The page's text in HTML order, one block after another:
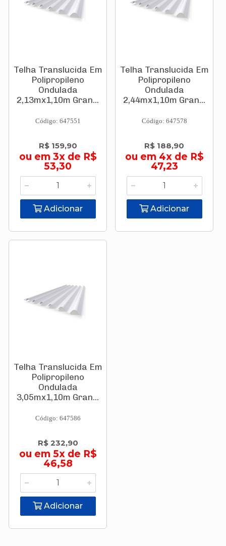
Telha Translucida Em
Polipropileno
Ondulada
2,13mx1,10m Gran...
Código: 647551
R$ 159,90
ou em 3x de R$
53,30
Adicionar
Telha Translucida Em
Polipropileno
Ondulada
2,44mx1,10m Gran...
Código: 647578
R$ 188,90
ou em 4x de R$
47,23
Adicionar
Telha Translucida Em
Polipropileno
Ondulada
3,05mx1,10m Gran...
Código: 647586
R$ 232,90
ou em 5x de R$
46,58
Adicionar